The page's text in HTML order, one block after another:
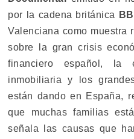
por la cadena británica
Valenciana como muestra
sobre la gran crisis
financiero español, la
inmobiliaria y los
están dando en España,
que muchas familias
señala las causas que